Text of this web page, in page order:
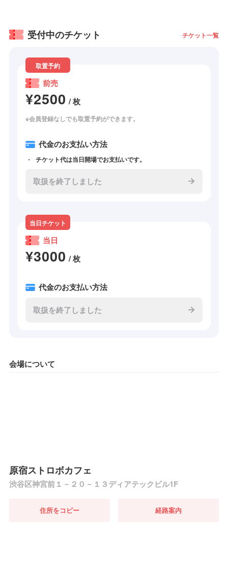
受付中のチケット チケット一覧
取置予約
前売
¥2500 / 枚
※会員登録なしでも取置予約ができます。
代金のお支払い方法
チケット代は当日開場でお支払いです。
取扱を終了しました
当日チケット
当日
¥3000 / 枚
代金のお支払い方法
取扱を終了しました
会場について
原宿ストロボカフェ
渋谷区神宮前１－２０－１３ディアテックビル1F
住所をコピー 経路案内